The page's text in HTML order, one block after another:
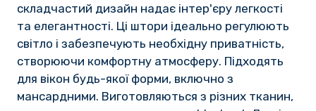
складчастий дизайн надає інтер'єру легкості
та елегантності. Ці штори ідеально регулюють
світло і забезпечують необхідну приватність,
створюючи комфортну атмосферу. Підходять
для вікон будь-якої форми, включно з
мансардними. Виготовляються з різних тканин,